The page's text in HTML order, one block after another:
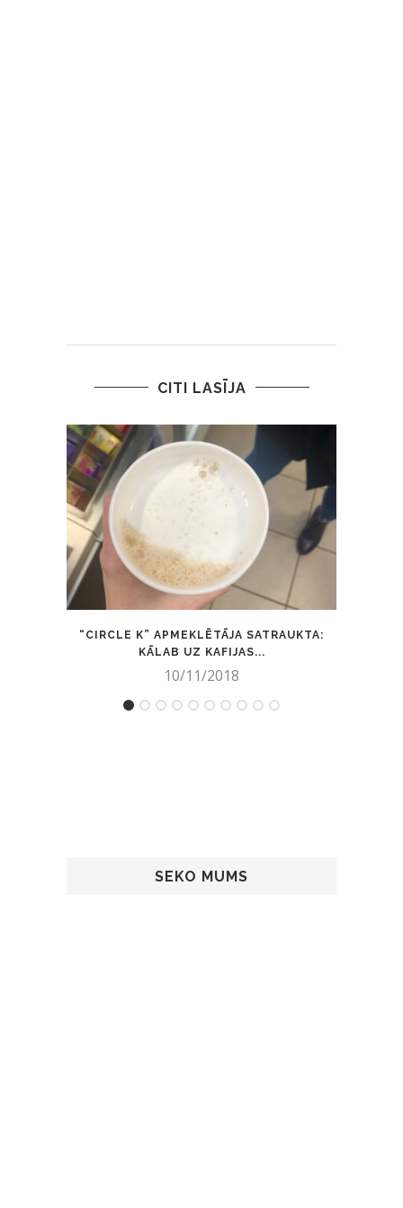
CITI LASĪJA
“CIRCLE K” APMEKLĒTĀJA SATRAUKTA:
KĀLAB UZ KAFIJAS...
10/11/2018
SEKO MUMS